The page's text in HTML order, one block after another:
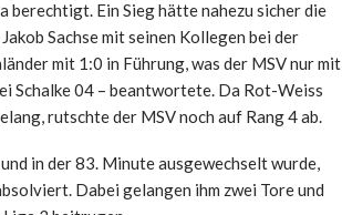
berechtigt. Ein Sieg hätte nahezu sicher die
Sachse mit seinen Kollegen bei der
mit 1:0 in Führung, was der MSV nur mit
Schalke 04 – beantwortete. Da Rot-Weiss
rutschte der MSV noch auf Rang 4 ab.
in der 83. Minute ausgewechselt wurde,
Dabei gelangen ihm zwei Tore und